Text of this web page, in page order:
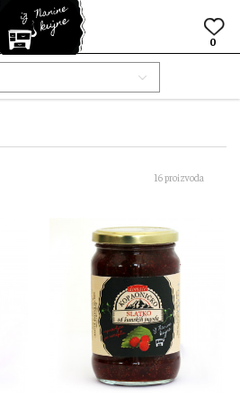
0
16 proizvoda